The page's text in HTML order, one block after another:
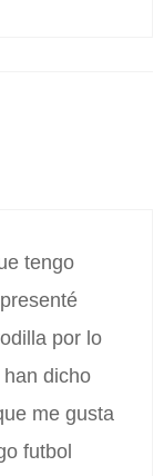
tengo
por lo
dicho
me gusta
futbol